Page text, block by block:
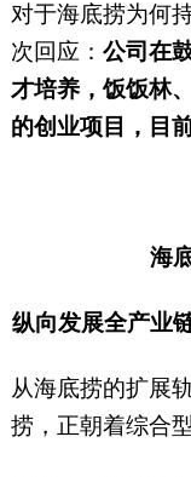
对于海底捞为何
次回应： 公司在
才培养，饭饭林
的创业项目，目
海
纵向发展全产业
从海底捞的扩展
捞，正朝着综合